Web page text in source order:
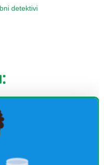
detektivi